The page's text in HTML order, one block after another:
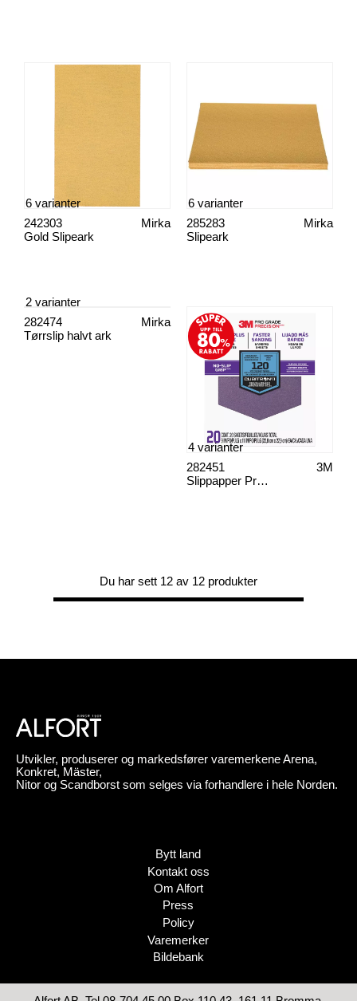
Gold Slipeark
Mirka
242303
6 varianter
Slipeark
Mirka
285283
6 varianter
Tørrslip halvt ark
Mirka
282474
2 varianter
Slippapper Pro grade precision™
3M
282451
4 varianter
Du har sett 12 av 12 produkter
Utvikler, produserer og markedsfører varemerkene Arena,
Konkret, Mäster,
Nitor og Scandborst som selges via forhandlere i hele Norden.
Bytt land
Kontakt oss
Om Alfort
Press
Policy
Varemerker
Bildebank